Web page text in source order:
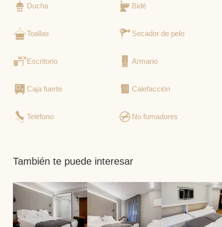
Ducha Bidé
Toallas Secador de pelo
Escritorio Armario
Caja fuerte Calefacción
Teléfono No fumadores
También te puede interesar